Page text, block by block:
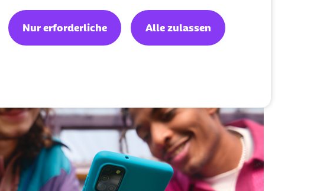
Nur erforderliche Alle zulassen